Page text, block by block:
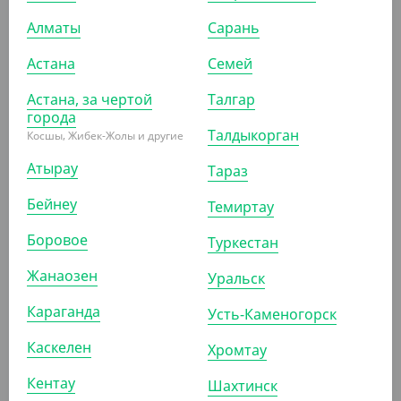
(9.90₸/ШТ)
черный, однослойный
УП (50) КОР (1000)
495₸
(9.90 ₸ /ШТ)
белый, однослойный
УП (50) КОР (1000)
Алматы
Астана
Астана, за чертой
города
Косшы, Жибек-Жолы и другие
Атырау
Бейнеу
Боровое
Жанаозен
Караганда
Каскелен
Кентау
Сарань
Семей
Талгар
Талдыкорган
Тараз
Темиртау
Туркестан
Уральск
Усть-Каменогорск
Хромтау
Шахтинск